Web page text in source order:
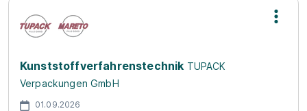
Kunststoffverfahrenstechnik TUPACK
Verpackungen GmbH
01.09.2026